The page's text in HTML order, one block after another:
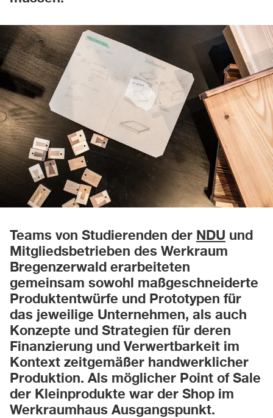
Teams von Studierenden der NDU und
Mitgliedsbetrieben des Werkraum
Bregenzerwald erarbeiteten
gemeinsam sowohl maßgeschneiderte
Produktentwürfe und Prototypen für
das jeweilige Unternehmen, als auch
Konzepte und Strategien für deren
Finanzierung und Verwertbarkeit im
Kontext zeitgemäßer handwerklicher
Produktion. Als möglicher Point of Sale
der Kleinprodukte war der Shop im
Werkraumhaus Ausgangspunkt.